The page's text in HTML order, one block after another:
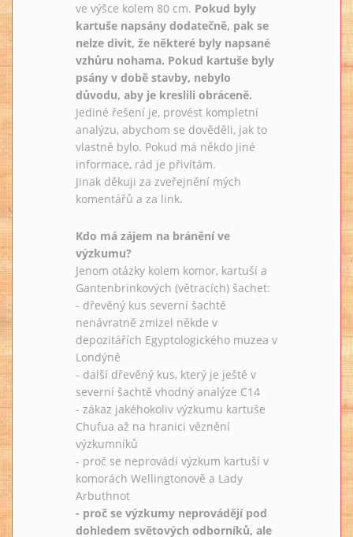
ve výšce kolem 80 cm. Pokud byly
kartuše napsány dodatečně, pak se
nelze divit, že některé byly napsané
vzhůru nohama. Pokud kartuše byly
psány v době stavby, nebylo
důvodu, aby je kreslili obráceně.
Jediné řešení je, provést kompletní
analýzu, abychom se dověděli, jak to
vlastně bylo. Pokud má někdo jiné
informace, rád je přivítám.
Jinak děkuji za zveřejnění mých
komentářů a za link.
Kdo má zájem na bránění ve
výzkumu?
Jenom otázky kolem komor, kartuší a
Gantenbrinkových (větracích) šachet:
- dřevěný kus severní šachtě
nenávratně zmizel někde v
depozitářích Egyptologického muzea v
Londýně
- další dřevěný kus, který je ještě v
severní šachtě vhodný analýze C14
- zákaz jakéhokoliv výzkumu kartuše
Chufua až na hranici věznění
výzkumníků
- proč se neprovádí výzkum kartuší v
komorách Wellingtonově a Lady
Arbuthnot
- proč se výzkumy neprovádějí pod
dohledem světových odborníků, ale